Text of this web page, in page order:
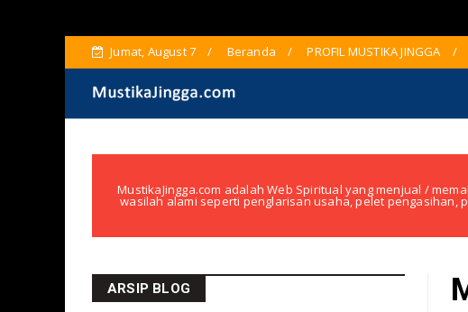
Jumat, August 7 Beranda PROFIL MUSTIKA JINGGA
MustikaJingga.com adalah Web Spiritual yang menjual /
wasilah alami seperti penglarisan usaha, pelet pengasihan,
ARSIP BLOG